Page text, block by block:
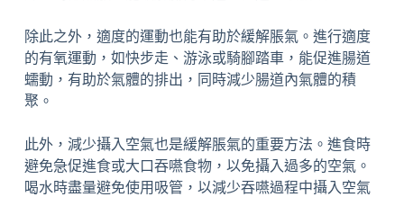
除此之外，適度的運動也能有助於緩解脹氣。進行適度
的有氧運動，如快步走、游泳或騎腳踏車，能促進腸道
蠕動，有助於氣體的排出，同時減少腸道內氣體的積
聚。
此外，減少攝入空氣也是緩解脹氣的重要方法。進食時
避免急促進食或大口吞嚥食物，以免攝入過多的空氣。
喝水時盡量避免使用吸管，以減少吞嚥過程中攝入空氣